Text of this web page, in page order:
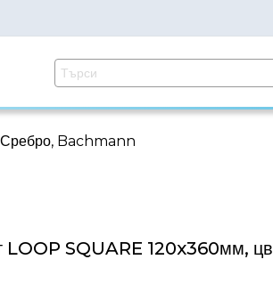
Bachmann
LOOP SQUARE 120x360мм,